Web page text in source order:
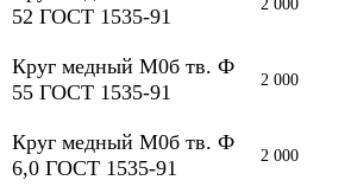
52 ГОСТ 1535-91
2 000
Круг медный М0б тв. Ф
55 ГОСТ 1535-91
2 000
Круг медный М0б тв. Ф
6,0 ГОСТ 1535-91
2 000